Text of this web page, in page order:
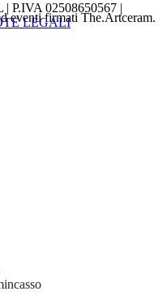
eventi firmati The.Artceram.
P.IVA 02508650567 |
LEGALI